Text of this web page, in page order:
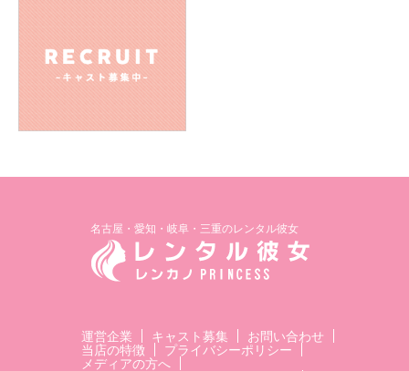
名古屋・愛知・岐阜・三重のレンタル彼女
運営企業 キャスト募集
お問い合わせ
当店の特徴
プライバシーポリシー
メディアの方へ